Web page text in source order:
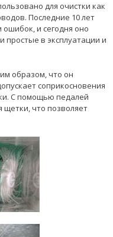
для очистки как
Последние 10 лет
и сегодня оно
простые в эксплуатации и
образом, что он
соприкосновения
С помощью педалей
что позволяет